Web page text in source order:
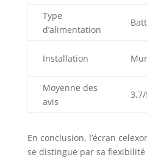
Type
d’alimentation
Installation
Moyenne des
avis
En conclusion, l’écran
se distingue par sa